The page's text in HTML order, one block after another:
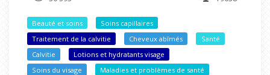
Beauté et soins
Soins capillaires
Traitement de la calvitie
Cheveux abîmés
Santé
Calvitie
Lotions et hydratants visage
Soins du visage
Maladies et problèmes de santé